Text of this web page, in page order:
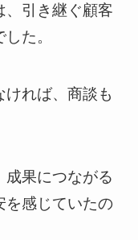
、引き継ぐ顧客
た。
ければ、商談も
成果につながる
を感じていたの